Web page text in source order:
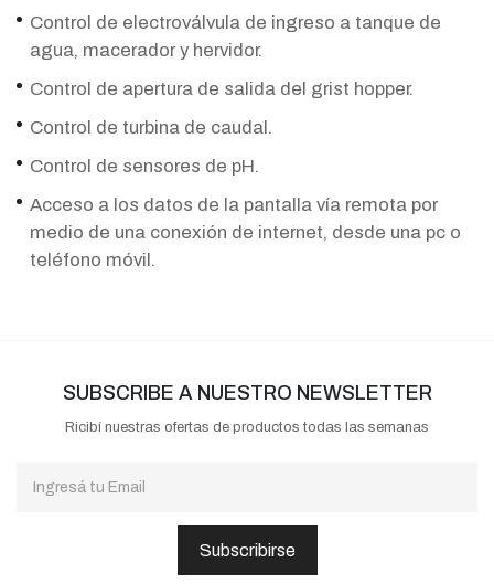
Control de electroválvula de ingreso a tanque de
agua, macerador y hervidor.
Control de apertura de salida del grist hopper.
Control de turbina de caudal.
Control de sensores de pH.
Acceso a los datos de la pantalla vía remota por
medio de una conexión de internet, desde una pc o
teléfono móvil.
SUBSCRIBE A NUESTRO NEWSLETTER
Ricibí nuestras ofertas de productos todas las semanas
Subscribirse